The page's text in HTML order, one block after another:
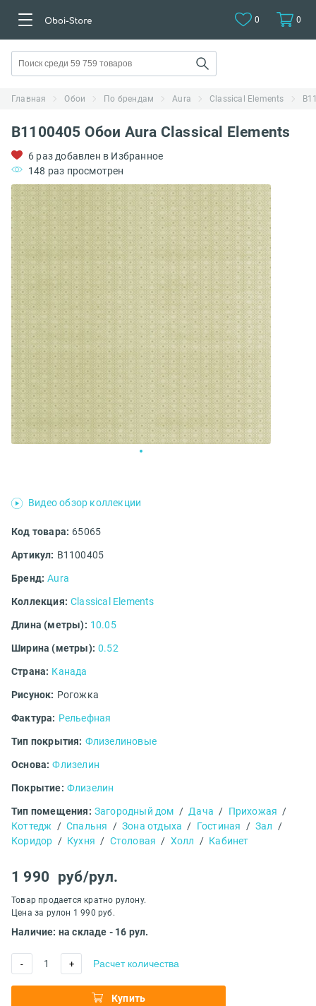
0 0
Главная Обои По брендам Aura Classical Elements
B1100405 Обои Aura Classical Elements
6 раз добавлен в Избранное
148 раз просмотрен
Код товара: 65065
Артикул: B1100405
Бренд: Aura
Коллекция: Classical Elements
Длина (метры): 10.05
Ширина (метры): 0.52
Страна: Канада
Рисунок: Рогожка
Фактура: Рельефная
Тип покрытия: Флизелиновые
Основа: Флизелин
Покрытие: Флизелин
Тип помещения: Загородный дом / Дача / Прихожая /
Коттедж
/ Спальня / Зона отдыха / Гостиная / Зал
/
Коридор / Кухня / Столовая / Холл / Кабинет
1 990 руб/рул.
Товар продается кратно рулону.
Цена за рулон 1 990 руб.
Наличие: на складе - 16 рул.
- 1 + Расчет количества
Купить
Видео обзор коллекции